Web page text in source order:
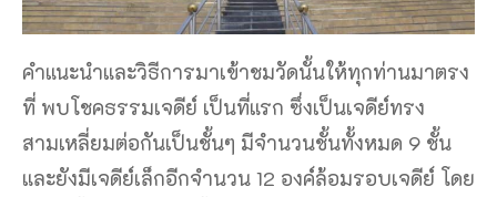
คำแนะนำและวิธีการมาเข้าชมวัดนั้นให้ทุกท่านมาตรง
ที่ พบโชคธรรมเจดีย์ เป็นที่แรก ซึ่งเป็นเจดีย์ทรง
สามเหลี่ยมต่อกันเป็นชั้นๆ มีจำนวนชั้นทั้งหมด 9 ชั้น
และยังมีเจดีย์เล็กอีกจำนวน 12 องค์ล้อมรอบเจดีย์ โดย